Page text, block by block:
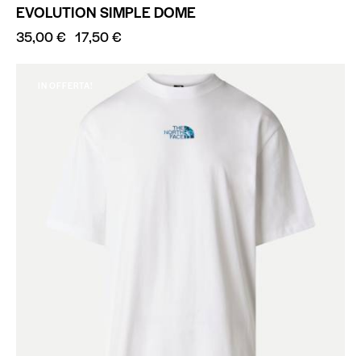
EVOLUTION SIMPLE DOME
35,00€ 17,50€